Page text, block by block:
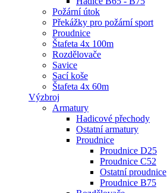
Požární útok
Překážky pro požární sport
Proudnice
Štafeta 4x 100m
Rozdělovače
Savice
Sací koše
Štafeta 4x 60m
Výzbroj
Armatury
Hadicové přechody
Ostatní armatury
Proudnice
Proudnice D25
Proudnice C52
Ostatní proudnice
Proudnice B75